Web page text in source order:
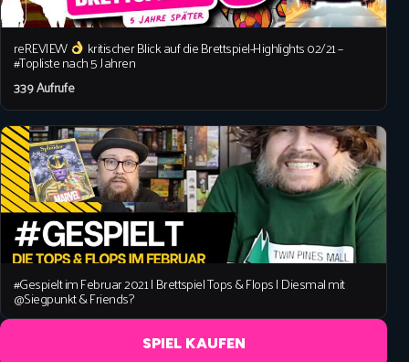
reREVIEW kritischer Blick auf die Brettspiel-Highlights 02/21 –
#Topliste nach 5 Jahren
339 Aufrufe
#Gespielt im Februar 2021 | Brettspiel Tops & Flops | Diesmal mit
@Siegpunkt & Friends?
SPIEL KAUFEN